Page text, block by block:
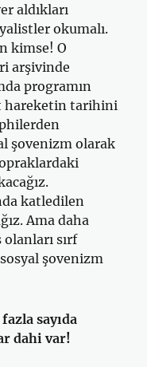
aldıkları
okumalı.
kimse! O
arşivinde
programın
hareketin tarihini
şovenizm olarak
katledilen
Ama daha
sırf
şovenizm
sayıda
dahi var!